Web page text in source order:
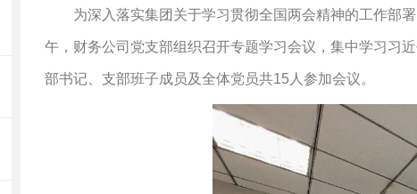
为深入落实集团关于学习贯彻全国两会精神的工作部
午，财务公司党支部组织召开专题学习会议，集中学习习
部书记、支部班子成员及全体党员共15人参加会议。